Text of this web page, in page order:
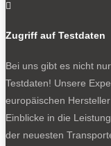
Ich habe die
und akzeptiert.

Zugriff auf Testdaten
Bei uns gibt es nicht
Testdaten! Unsere
europäischen
Einblicke in die
der neuesten